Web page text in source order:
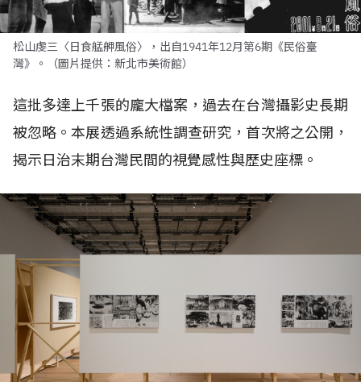
松山虔三〈日食艋舺風俗〉，出自1941年12月第6期《民俗臺
灣》。（圖片提供：新北市美術館）
這批多達上千張的龐大檔案，過去在台灣攝影史長期
被忽略。本展透過系統性調查研究，首次將之公開，
揭示日治末期台灣民間的視覺感性與歷史座標。